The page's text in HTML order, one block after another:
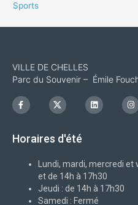
Sports
VILLE DE CHELLES
Parc du Souvenir – Émile
F
a
c
o
I
c
o
x
L
i
n
I
n
s
m
Horaires d'été
Lundi, mardi, mercredi
et de 14h à 17h30
Jeudi : de 14h à 17h30
Samedi : Fermé